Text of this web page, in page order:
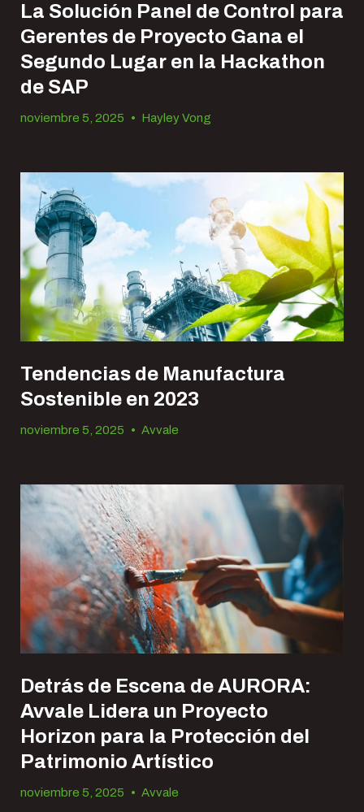
La Solución Panel de Control para
Gerentes de Proyecto Gana el
Segundo Lugar en la Hackathon
de SAP
noviembre 5, 2025 • Hayley Vong
Tendencias de Manufactura
Sostenible en 2023
noviembre 5, 2025 • Avvale
Detrás de Escena de AURORA:
Avvale Lidera un Proyecto
Horizon para la Protección del
Patrimonio Artístico
noviembre 5, 2025 • Avvale